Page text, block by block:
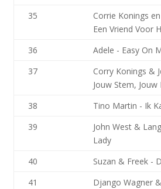
35
Corrie Konings
Een Vriend Voor
36
Adele - Easy On
37
Corry Konings &
Jouw Stem, Jouw
38
Tino Martin - Ik
39
John West &
Lady
40
Suzan & Freek -
41
Django Wagner